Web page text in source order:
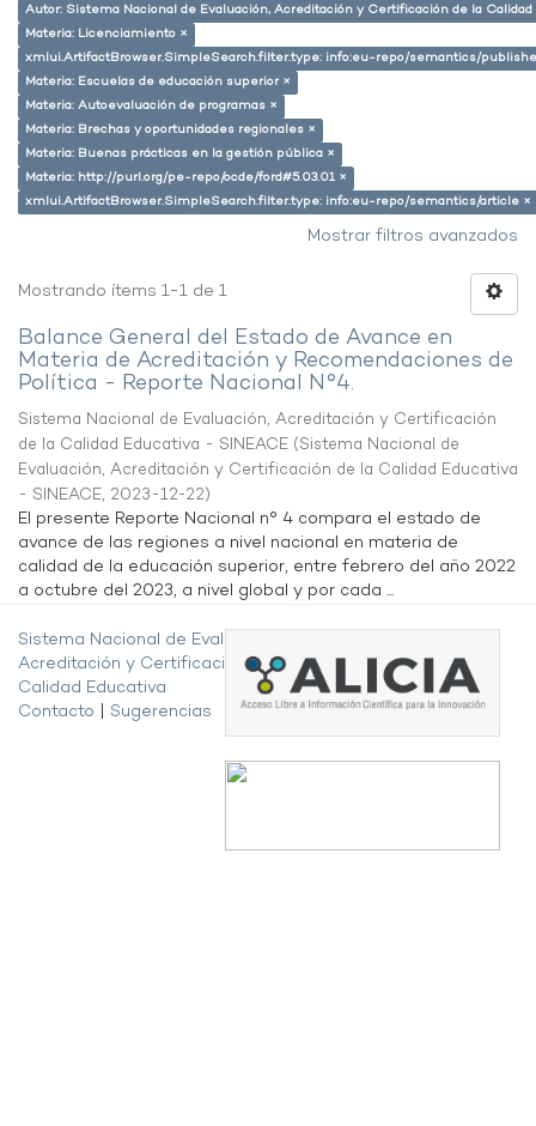
Autor: Sistema Nacional de Evaluación, Acreditación y Certificación de la
Materia: Licenciamiento ×
xmlui.ArtifactBrowser.SimpleSearch.filter.type: info:eu-repo/semantics/
Materia: Escuelas de educación superior ×
Materia: Autoevaluación de programas ×
Materia: Brechas y oportunidades regionales ×
Materia: Buenas prácticas en la gestión pública ×
Materia: http://purl.org/pe-repo/ocde/ford#5.03.01 ×
xmlui.ArtifactBrowser.SimpleSearch.filter.type: info:eu-repo/semantics/article ×
Mostrar filtros avanzados
Mostrando ítems 1-1 de 1
Balance General del Estado de Avance en
Materia de Acreditación y Recomendaciones de
Política - Reporte Nacional N°4.
Sistema Nacional de Evaluación, Acreditación y Certificación
de la Calidad Educativa - SINEACE (Sistema Nacional de
Evaluación, Acreditación y Certificación de la Calidad Educativa
- SINEACE, 2023-12-22)
El presente Reporte Nacional n° 4 compara el estado de
avance de las regiones a nivel nacional en materia de
calidad de la educación superior, entre febrero del año 2022
a octubre del 2023, a nivel global y por cada ...
Sistema Nacional de Evaluación,
Acreditación y Certificación de la
Calidad Educativa
Contacto
Sugerencias